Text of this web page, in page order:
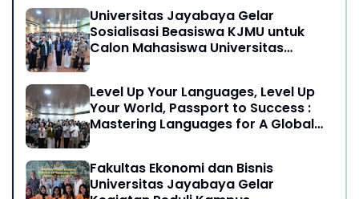
Universitas Jayabaya Gelar
Sosialisasi Beasiswa KJMU untuk
Calon Mahasiswa Universitas
Level Up Your Languages, Level Up
Your World, Passport to Success :
Mastering Languages for A Global
Fakultas Ekonomi dan Bisnis
Universitas Jayabaya Gelar